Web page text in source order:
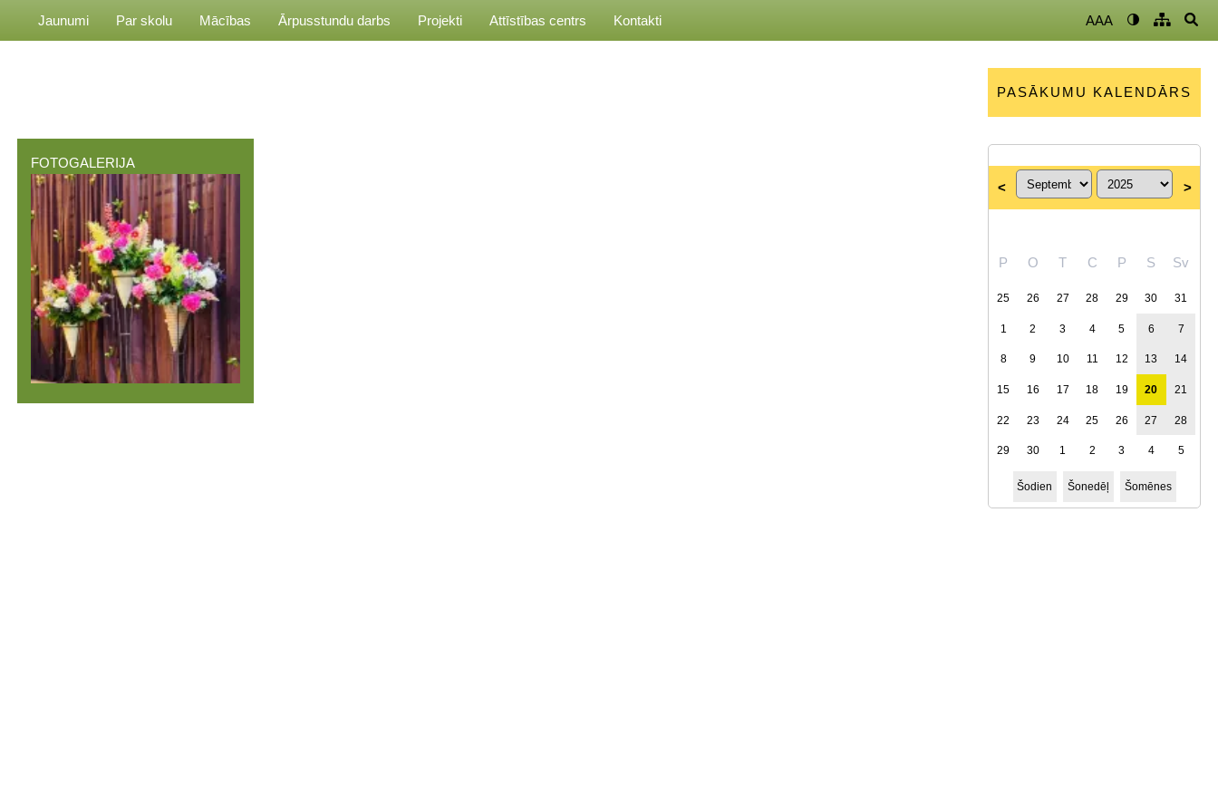
Jaunumi Par skolu Mācības Ārpusstundu darbs Projekti Attīstības centrs Kontakti AAA
FOTOGALERIJA
PASĀKUMU KALENDĀRS
< >
P O T C P S Sv
25 26 27 28 29 30 31
1 2 3 4 5 6 7
8 9 10 11 12 13 14
15 16 17 18 19 20 21
22 23 24 25 26 27 28
29 30 1 2 3 4 5
Šodien Šonedēļ Šomēnes